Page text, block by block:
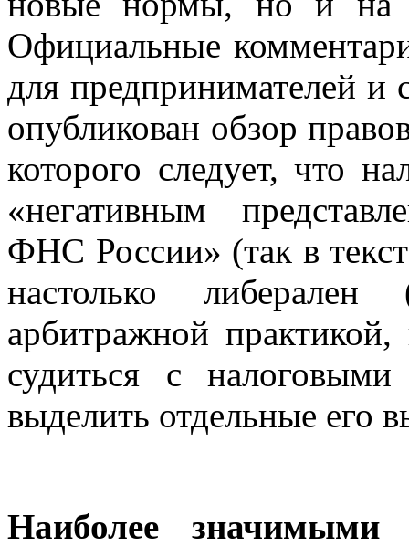
Официальные
для предпринимателей и
опубликован обзор
которого следует, что
«негативным
ФНС России» (так в
настолько
арбитражной
судиться с
выделить отдельные его
Наиболее значимыми